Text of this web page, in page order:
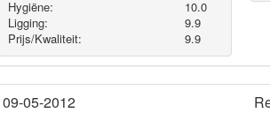
Hygiëne‎:
10.0
Ligging:
9.9
Prijs/Kwaliteit:
9.9
09-05-2012